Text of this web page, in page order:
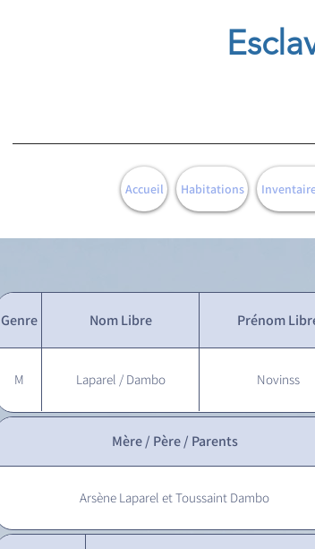
Accueil Habitations
Genre Nom Libre Prénom
M Laparel / Dambo Novinss
Mère / Père / Parents
Arsène Laparel et Toussaint Dambo